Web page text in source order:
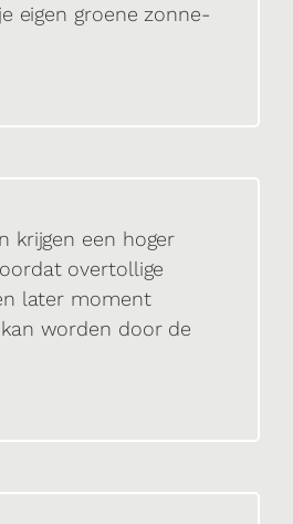
eigen groene zonne-
krijgen een hoger
overtollige
later moment
kan worden door de